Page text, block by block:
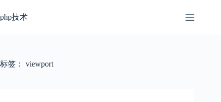
过
php技术
标签： viewport